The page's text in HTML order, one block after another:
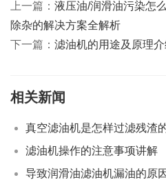
上一篇： 液压油/润滑油污染怎
除杂的解决方案全解析
下一篇： 滤油机的用途及原理介
相关新闻
真空滤油机是怎样过滤残渣
滤油机操作的注意事项讲解
导致润滑油滤油机漏油的原